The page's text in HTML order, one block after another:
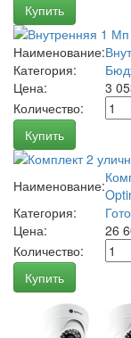
Купить
Наименование:
Категория:
Цена:
3
Количество:
Купить
Наименование:
Категория:
Цена:
26
Количество:
Купить